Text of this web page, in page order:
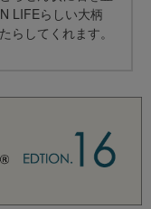
LIFEらしい大柄
らしてくれます。